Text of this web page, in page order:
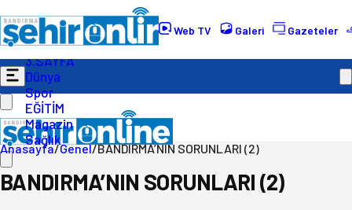
Web TV Galeri Gazeteler
Gündem
Ekonomi
Politika
3.SAYFA
Dünya
Spor
EĞİTİM
Magazin
Sağlık
Anasayfa/Genel/BANDIRMA’NIN SORUNLARI (2)
BANDIRMA’NIN SORUNLARI (2)